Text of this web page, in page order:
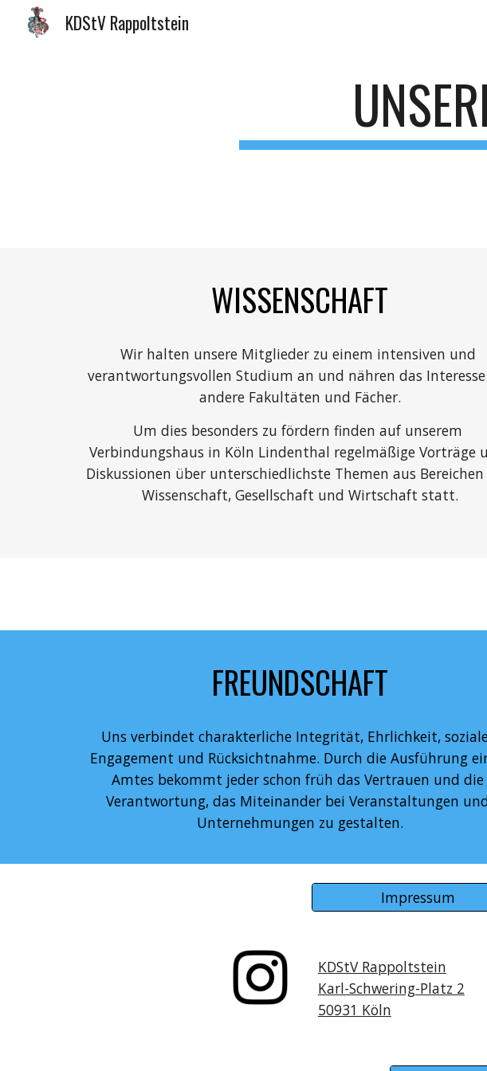
KDStV Rappoltstein
WISSENSCHAFT
Wir halten unsere Mitglieder zu einem intensiven und
verantwortungsvollen Studium an und nähren das
andere Fakultäten und Fächer.
Um dies besonders zu fördern finden auf unserem
Verbindungshaus in Köln Lindenthal regelmäßige Vorträge
Diskussionen über unterschiedlichste Themen aus
Wissenschaft, Gesellschaft und Wirtschaft statt.
FREUNDSCHAFT
Uns verbindet charakterliche Integrität, Ehrlichkeit,
Engagement und Rücksichtnahme. Durch die Ausführung
Amtes bekommt jeder schon früh das Vertrauen und die
Verantwortung, das Miteinander bei Veranstaltungen
Unternehmungen zu gestalten.
Impressum
KDStV Rappoltstein
Karl-Schwering-Platz 2
50931 Köln